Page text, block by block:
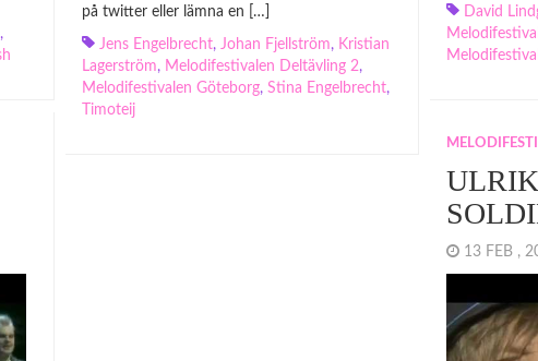
,
David
på twitter eller lämna en […]
Jens Engelbrecht, Johan Fjellström, Kristian
Lagerström, Melodifestivalen Deltävling 2,
Melodifestivalen Göteborg, Stina Engelbrecht,
Timoteij
13 FEB ,